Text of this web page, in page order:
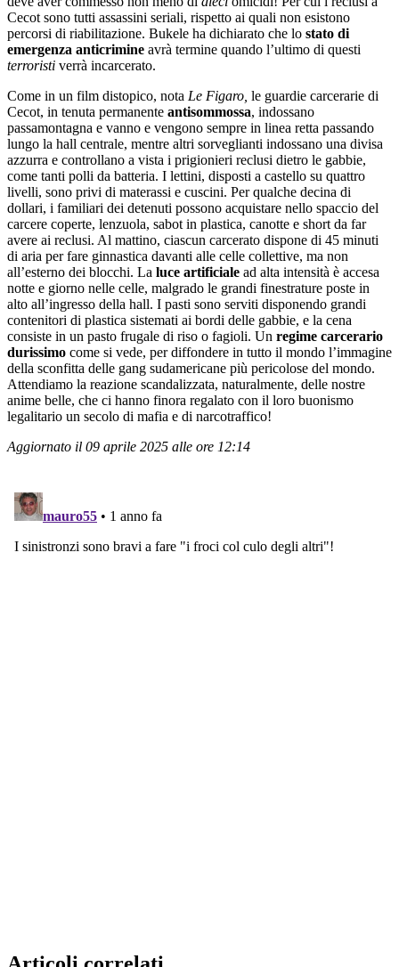
Cecot sono tutti assassini seriali, rispetto ai quali non esistono
percorsi di riabilitazione. Bukele ha dichiarato che lo stato di
emergenza anticrimine avrà termine quando l’ultimo di questi
terroristi verrà incarcerato.
Come in un film distopico, nota Le Figaro, le guardie carcerarie di
Cecot, in tenuta permanente antisommossa, indossano
passamontagna e vanno e vengono sempre in linea retta passando
lungo la hall centrale, mentre altri sorveglianti indossano una divisa
azzurra e controllano a vista i prigionieri reclusi dietro le gabbie,
come tanti polli da batteria. I lettini, disposti a castello su quattro
livelli, sono privi di materassi e cuscini. Per qualche decina di
dollari, i familiari dei detenuti possono acquistare nello spaccio del
carcere coperte, lenzuola, sabot in plastica, canotte e short da far
avere ai reclusi. Al mattino, ciascun carcerato dispone di 45 minuti
di aria per fare ginnastica davanti alle celle collettive, ma non
all’esterno dei blocchi. La luce artificiale ad alta intensità è accesa
notte e giorno nelle celle, malgrado le grandi finestrature poste in
alto all’ingresso della hall. I pasti sono serviti disponendo grandi
contenitori di plastica sistemati ai bordi delle gabbie, e la cena
consiste in un pasto frugale di riso o fagioli. Un regime carcerario
durissimo come si vede, per diffondere in tutto il mondo l’immagine
della sconfitta delle gang sudamericane più pericolose del mondo.
Attendiamo la reazione scandalizzata, naturalmente, delle nostre
anime belle, che ci hanno finora regalato con il loro buonismo
legalitario un secolo di mafia e di narcotraffico!
Aggiornato il 09 aprile 2025 alle ore 12:14